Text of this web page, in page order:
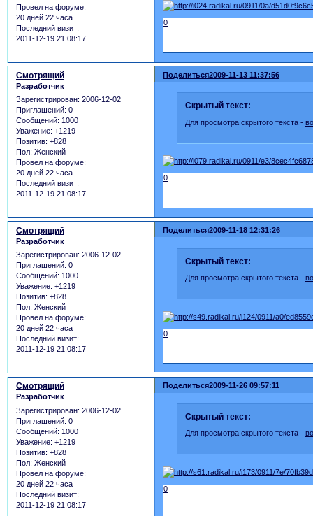
Провел на форуме:
20 дней 22 часа
Последний визит:
2011-12-19 21:08:17
0
Поделиться2009-11-13 11:37:56
Смотрящий
Разработчик
Зарегистрирован: 2006-12-02
Приглашений: 0
Сообщений: 1000
Уважение: +1219
Позитив: +828
Пол: Женский
Провел на форуме:
20 дней 22 часа
Последний визит:
2011-12-19 21:08:17
Скрытый текст:
Для просмотра скрытого текста -
0
Поделиться2009-11-18 12:31:26
Смотрящий
Разработчик
Зарегистрирован: 2006-12-02
Приглашений: 0
Сообщений: 1000
Уважение: +1219
Позитив: +828
Пол: Женский
Провел на форуме:
20 дней 22 часа
Последний визит:
2011-12-19 21:08:17
Скрытый текст:
Для просмотра скрытого текста -
0
Поделиться2009-11-26 09:57:11
Смотрящий
Разработчик
Зарегистрирован: 2006-12-02
Приглашений: 0
Сообщений: 1000
Уважение: +1219
Позитив: +828
Пол: Женский
Провел на форуме:
20 дней 22 часа
Последний визит:
2011-12-19 21:08:17
Скрытый текст:
Для просмотра скрытого текста -
0